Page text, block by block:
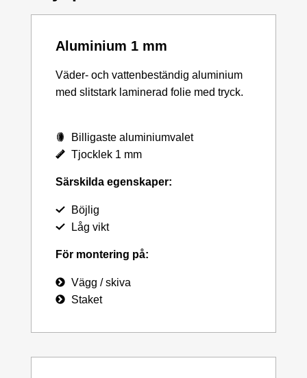
Aluminium 1 mm
Väder- och vattenbeständig aluminium
med slitstark laminerad folie med tryck.
Billigaste aluminiumvalet
Tjocklek 1 mm
Särskilda egenskaper:
Böjlig
Låg vikt
För montering på:
Vägg / skiva
Staket